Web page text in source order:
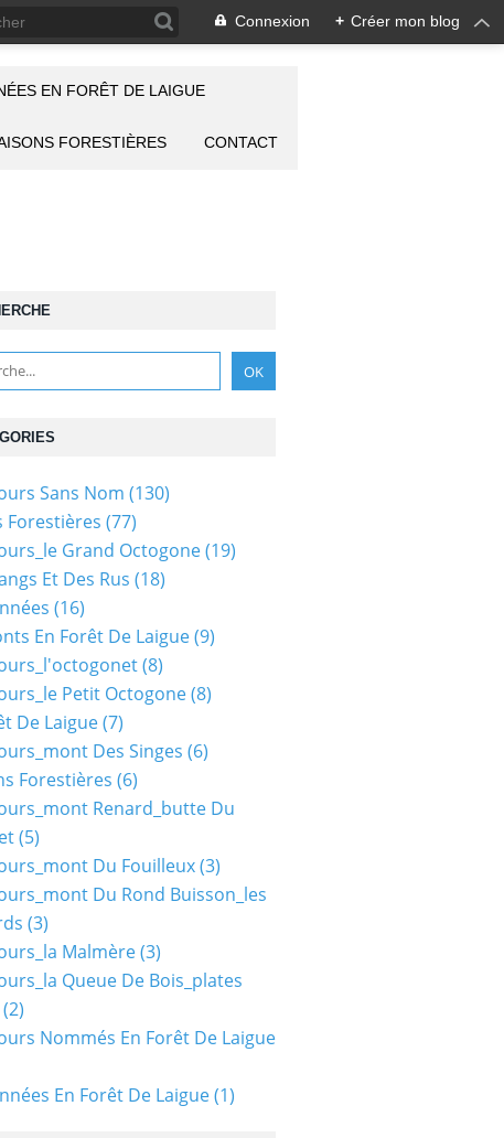
Connexion + Créer mon blog
EN FORÊT DE LAIGUE
FORESTIÈRES CONTACT
Sans Nom (130)
Forestières (77)
Grand Octogone(19)
Et Des Rus (18)
(16)
En Forêt De Laigue(9)
(8)
Petit Octogone(8)
De Laigue(7)
Des Singes (6)
Forestières (6)
Renard_butte Du
(5)
Du Fouilleux(3)
Du Rond Buisson_les
(3)
Malmère(3)
Queue De Bois_plates
(2)
Nommés En Forêt De Laigue
En Forêt De Laigue(1)